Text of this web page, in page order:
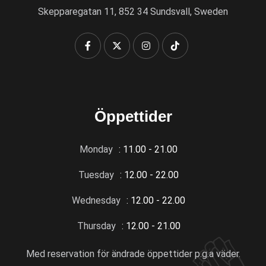
Skepparegatan 11, 852 34 Sundsvall, Sweden
Öppettider
Monday : 11.00 - 21.00
Tuesday : 12.00 - 22.00
Wednesday : 12.00 - 22.00
Thursday : 12.00 - 21.00
Med reservation för ändrade öppettider p.g.a väder.